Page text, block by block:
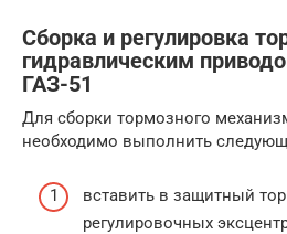
Сборка и регулировка
гидравлическим
ГАЗ-51
Для сборки тормозного
необходимо выполнить
вставить в защитный
регулировочных